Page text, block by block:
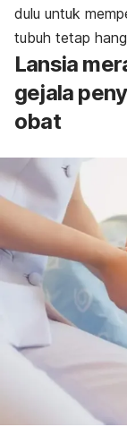
dulu untuk
tubuh tetap
Lansia
gejala
obat